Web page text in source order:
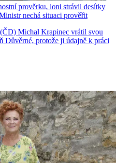
prověrku, loni strávil desítky
nechá situaci prověřit
Michal Krapinec vrátil svou
Důvěrné, protože ji údajně k práci